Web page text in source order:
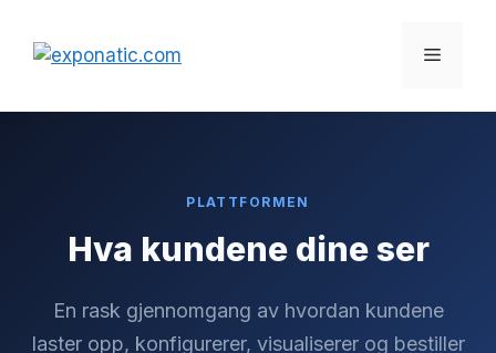
innhold
Meny
PLATTFORMEN
Hva kundene dine ser
En rask gjennomgang av hvordan kundene
laster opp, konfigurerer, visualiserer og bestiller